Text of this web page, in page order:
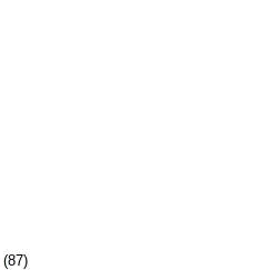
(87)